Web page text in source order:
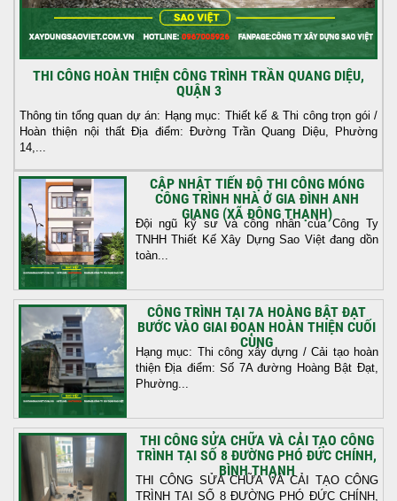
THI CÔNG HOÀN THIỆN CÔNG TRÌNH TRẦN QUANG DIỆU,
QUẬN 3
Thông tin tổng quan dự án: Hạng mục: Thiết kế & Thi công trọn gói /
Hoàn thiện nội thất Địa điểm: Đường Trần Quang Diệu, Phường
14,...
CẬP NHẬT TIẾN ĐỘ THI CÔNG MÓNG
CÔNG TRÌNH NHÀ Ở GIA ĐÌNH ANH
GIANG (XÃ ĐÔNG THẠNH)
Đội ngũ kỹ sư và công nhân của Công Ty
TNHH Thiết Kế Xây Dựng Sao Việt đang dồn
toàn...
CÔNG TRÌNH TẠI 7A HOÀNG BẬT ĐẠT
BƯỚC VÀO GIAI ĐOẠN HOÀN THIỆN CUỐI
CÙNG
Hạng mục: Thi công xây dựng / Cải tạo hoàn
thiện Địa điểm: Số 7A đường Hoàng Bật Đạt,
Phường...
THI CÔNG SỬA CHỮA VÀ CẢI TẠO CÔNG
TRÌNH TẠI SỐ 8 ĐƯỜNG PHÓ ĐỨC CHÍNH,
BÌNH THẠNH
THI CÔNG SỬA CHỮA VÀ CẢI TẠO CÔNG
TRÌNH TẠI SỐ 8 ĐƯỜNG PHÓ ĐỨC CHÍNH,